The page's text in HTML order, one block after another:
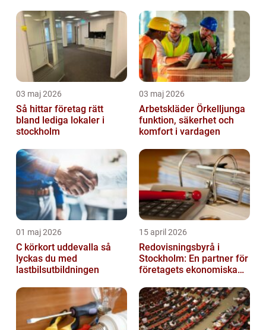
03 maj 2026
Så hittar företag rätt
bland lediga lokaler i
stockholm
03 maj 2026
Arbetskläder Örkelljunga
funktion, säkerhet och
komfort i vardagen
01 maj 2026
C körkort uddevalla så
lyckas du med
lastbilsutbildningen
15 april 2026
Redovisningsbyrå i
Stockholm: En partner för
företagets ekonomiska